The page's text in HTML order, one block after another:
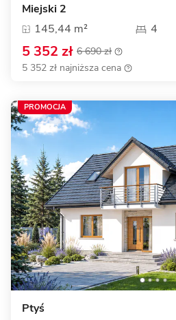
Miejski 2
145,44 m²
4
5 352 zł 6 690 zł
5 352 zł najniższa cena
Ptyś
PROMOCJA